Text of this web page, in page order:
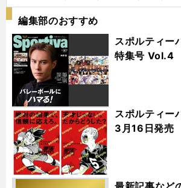
編集部のおすすめ
スポルティ
特集号 Vol.4
スポルティ
3月16日発売